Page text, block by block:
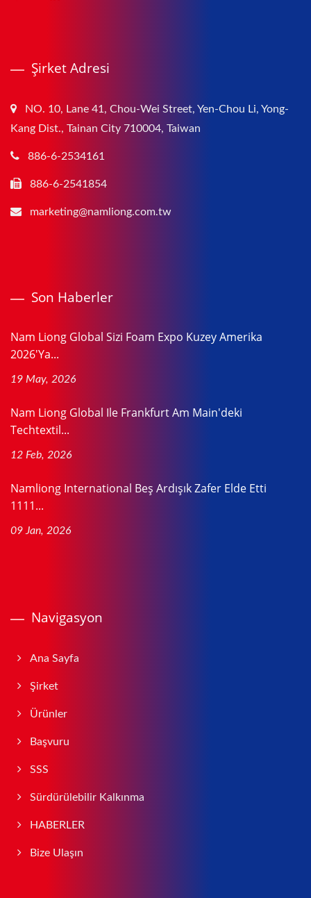
Şirket Adresi
NO. 10, Lane 41, Chou-Wei Street, Yen-Chou Li, Yong-
Kang Dist., Tainan City 710004, Taiwan
886-6-2534161
886-6-2541854
marketing@namliong.com.tw
Son Haberler
Nam Liong Global Sizi Foam Expo Kuzey Amerika
2026'ya...
19 May, 2026
Nam Liong Global Ile Frankfurt Am Main'deki
Techtextil...
12 Feb, 2026
Namliong International Beş Ardışık Zafer Elde Etti
1111...
09 Jan, 2026
Navigasyon
Ana Sayfa
Şirket
Ürünler
Başvuru
SSS
Sürdürülebilir Kalkınma
HABERLER
Bize Ulaşın